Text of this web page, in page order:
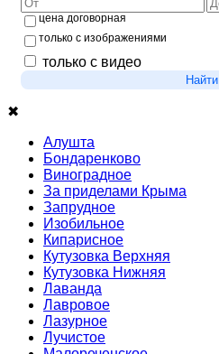
цена договорная
только с изображениями
только с видео
Найти
✖
Алушта
Бондаренково
Виноградное
За приделами Крыма
Запрудное
Изобильное
Кипарисное
Кутузовка Верхняя
Кутузовка Нижняя
Лаванда
Лавровое
Лазурное
Лучистое